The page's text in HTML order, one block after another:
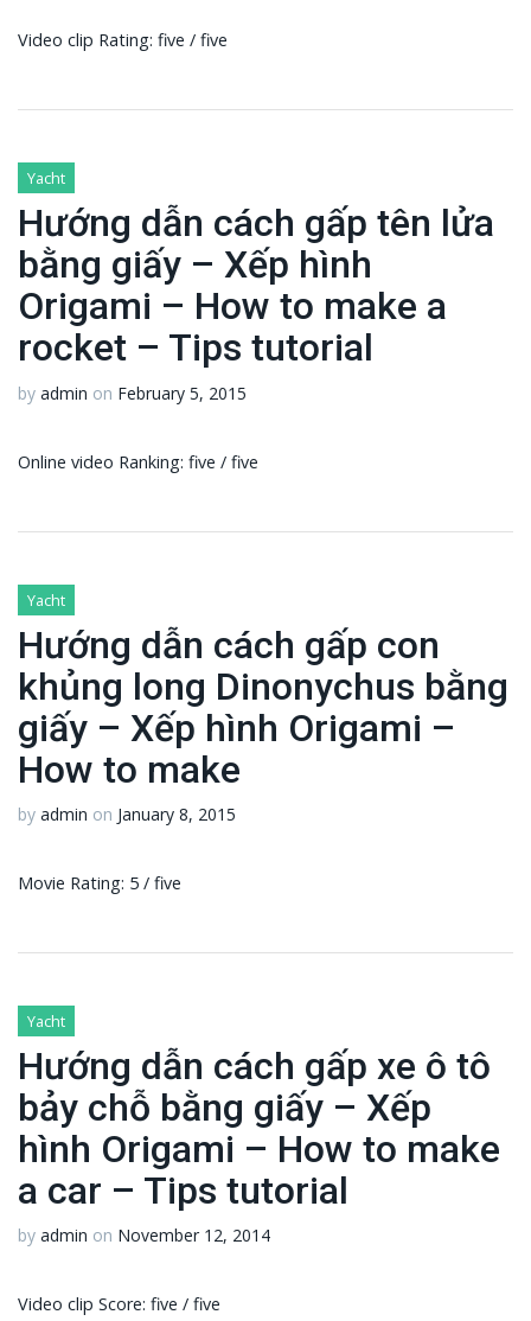
Video clip Rating: five / five
Yacht
Hướng dẫn cách gấp tên lửa
bằng giấy – Xếp hình
Origami – How to make a
rocket – Tips tutorial
by admin on February 5, 2015
Online video Ranking: five / five
Yacht
Hướng dẫn cách gấp con
khủng long Dinonychus bằng
giấy – Xếp hình Origami –
How to make
by admin on January 8, 2015
Movie Rating: 5 / five
Yacht
Hướng dẫn cách gấp xe ô tô
bảy chỗ bằng giấy – Xếp
hình Origami – How to make
a car – Tips tutorial
by admin on November 12, 2014
Video clip Score: five / five